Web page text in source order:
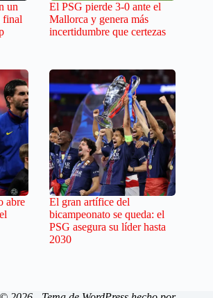
un
final
El PSG pierde 3-0 ante el
Mallorca y genera más
incertidumbre que certezas
abre
El gran artífice del
bicampeonato se queda: el
PSG asegura su líder hasta
2030